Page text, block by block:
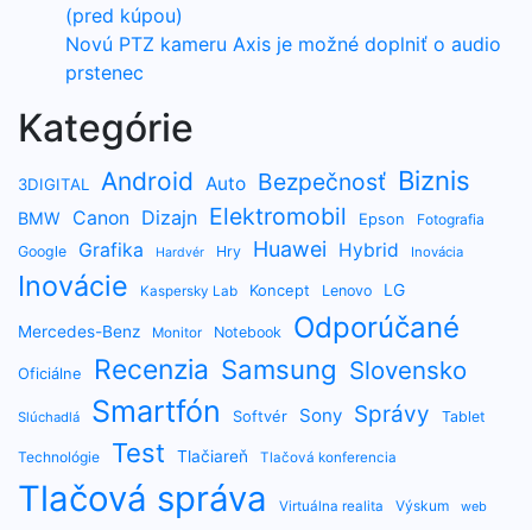
(pred kúpou)
Novú PTZ kameru Axis je možné doplniť o audio
prstenec
Kategórie
3DIGITAL Android Auto Bezpečnosť Biznis
BMW Canon Dizajn Elektromobil Epson
Fotografia
Google
Grafika Hardvér Hry Huawei Hybrid Inovácia
Inovácie Kaspersky Lab Koncept Lenovo LG
Mercedes-Benz Monitor Notebook Odporúčané
Oficiálne Recenzia Samsung Slovensko
Slúchadlá Smartfón Softvér Sony Správy Tablet
Technológie Test Tlačiareň Tlačová konferencia
Tlačová správa Virtuálna realita Výskum web